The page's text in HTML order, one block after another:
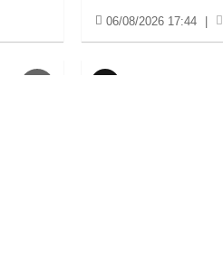
06/08/2026 17:44